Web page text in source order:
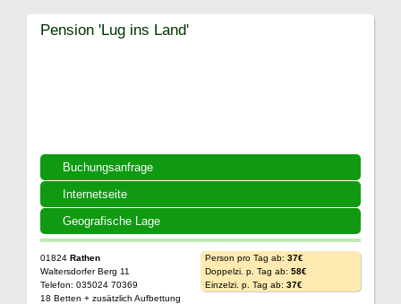
Buchungsanfrage
Internetseite
Geografische Lage
Pension 'Lug ins Land'
01824 Rathen
Waltersdorfer Berg 11
Telefon: 035024 70369
18 Betten + zusätzlich Aufbettung
Person pro Tag ab: 37€
Doppelzi. p. Tag ab: 58€
Einzelzi. p. Tag ab: 37€